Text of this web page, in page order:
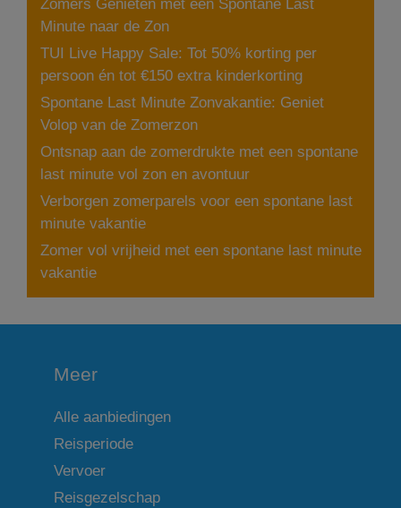
Zomers Genieten met een Spontane Last
Minute naar de Zon
TUI Live Happy Sale: Tot 50% korting per
persoon én tot €150 extra kinderkorting
Spontane Last Minute Zonvakantie: Geniet
Volop van de Zomerzon
Ontsnap aan de zomerdrukte met een spontane
last minute vol zon en avontuur
Verborgen zomerparels voor een spontane last
minute vakantie
Zomer vol vrijheid met een spontane last minute
vakantie
Meer
Alle aanbiedingen
Reisperiode
Vervoer
Reisgezelschap